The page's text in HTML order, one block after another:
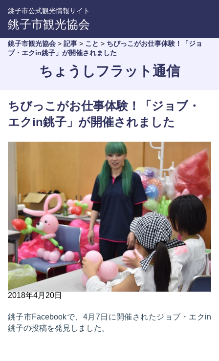
銚子市公式観光情報サイト
銚子市観光協会
銚子市観光協会 > 記事 > こと > ちびっこがお仕事体験！「ジョ
ブ・エクin銚子」が開催されました
ちょうしフラット通信
ちびっこがお仕事体験！「ジョブ・
エクin銚子」が開催されました
2018年4月20日
銚子市Facebookで、4月7日に開催されたジョブ・エクin
銚子の投稿を発見しました。